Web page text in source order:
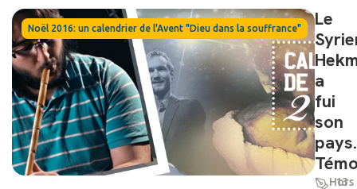
Noël 2016: un calendrier de l'Avent "Dieu dans la souffrance"
Le
a
fui
son
pays.
Hors
13